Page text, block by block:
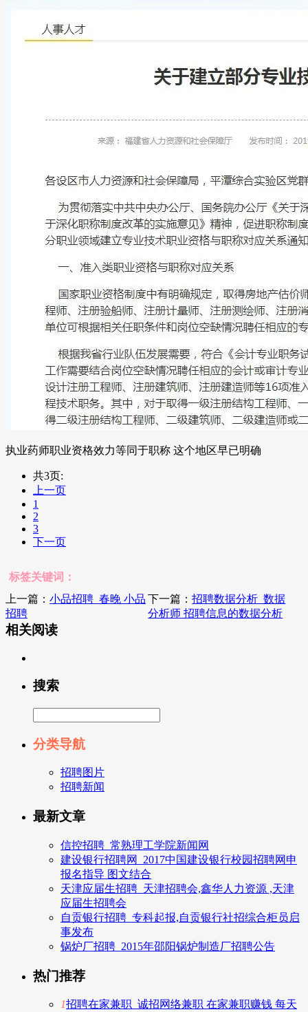
执业药师职业资格效力等同于职称 这个地区早已明确
共3页:
上一页
1
2
3
下一页
标签关键词：
上一篇： 小品招聘_春晚 小品
招聘
下一篇：招聘数据分析_数据
分析师 招聘信息的数据分析
相关阅读
搜索
分类导航
招聘图片
招聘新闻
最新文章
信控招聘_常熟理工学院新闻网
建设银行招聘网_2017中国建设银行校园招聘网申
报名指导 图文结合
天津应届生招聘_天津招聘会,鑫华人力资源 ,天津
应届生招聘会
自贡银行招聘_专科起报,自贡银行社招综合柜员启
事发布
锅炉厂招聘_2015年邵阳锅炉制造厂招聘公告
热门推荐
1招聘在家兼职_诚招网络兼职 在家兼职赚钱 每天